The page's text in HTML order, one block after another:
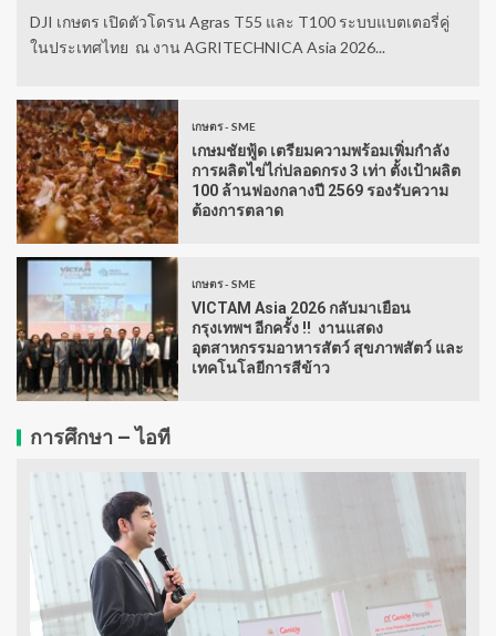
DJI เกษตร เปิดตัวโดรน Agras T55 และ T100 ระบบแบตเตอรี่คู่
ในประเทศไทย ณ งาน AGRITECHNICA Asia 2026...
เกษตร - SME
เกษมชัยฟู้ด เตรียมความพร้อมเพิ่มกำลัง
การผลิตไข่ไก่ปลอดกรง 3 เท่า ตั้งเป้าผลิต
100 ล้านฟองกลางปี 2569 รองรับความ
ต้องการตลาด
เกษตร - SME
VICTAM Asia 2026 กลับมาเยือน
กรุงเทพฯ อีกครั้ง !! งานแสดง
อุตสาหกรรมอาหารสัตว์ สุขภาพสัตว์ และ
เทคโนโลยีการสีข้าว
การศึกษา – ไอที